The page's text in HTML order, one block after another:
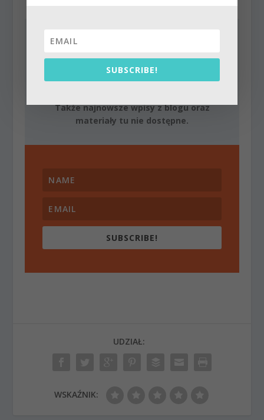
ZAPISZ SIĘ NA MÓJ
NEWSLETTER
Także najnowsze wpisy z blogu oraz
materiały tu nie dostępne.
SUBSCRIBE!
UDZIAŁ:
WSKAŹNIK:
SUBSCRIBE!